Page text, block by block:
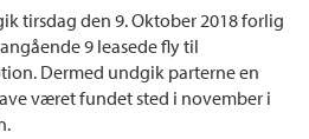
tirsdag den 9. Oktober 2018 forlig
9 leasede fly til
Dermed undgik parterne en
været fundet sted i november i